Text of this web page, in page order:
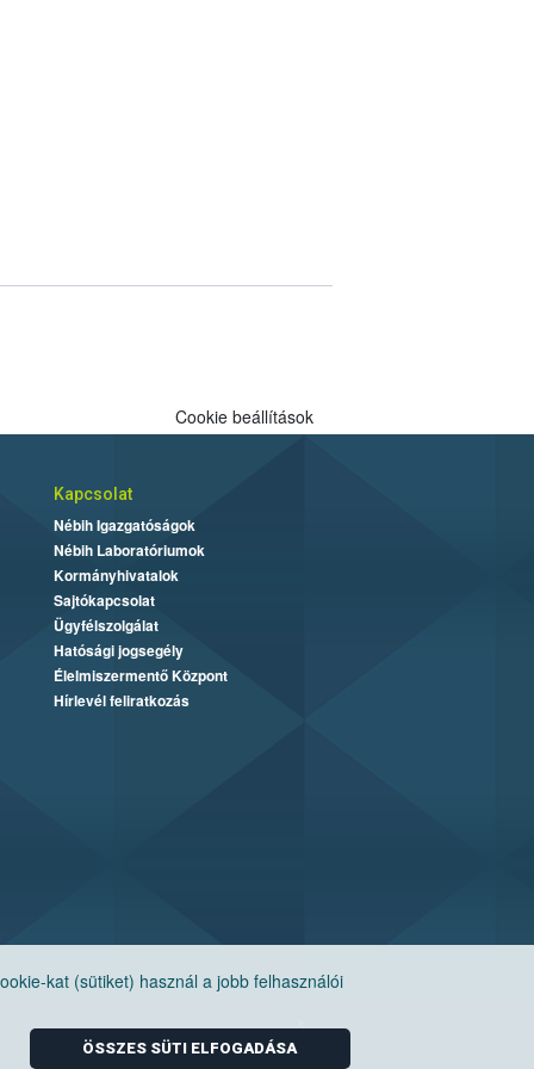
kat (sütiket) használ a jobb felhasználói
ÖSSZES SÜTI ELFOGADÁSA
Cookie beállítások
Kapcsolat
Nébih Igazgatóságok
Nébih Laboratóriumok
Kormányhivatalok
Sajtókapcsolat
Ügyfélszolgálat
Hatósági jogsegély
Élelmiszermentő Központ
Hírlevél feliratkozás